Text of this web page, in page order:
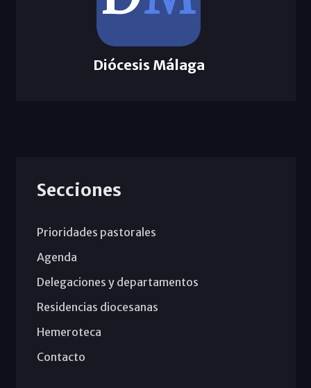
Diócesis Málaga
Secciones
Prioridades pastorales
Agenda
Delegaciones y departamentos
Residencias diocesanas
Hemeroteca
Contacto